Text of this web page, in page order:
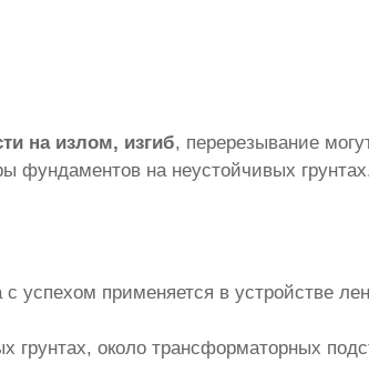
на излом, изгиб, перерезывание
фундаментов на неустойчивых
успехом применяется в устройстве
грунтах, около трансформаторных